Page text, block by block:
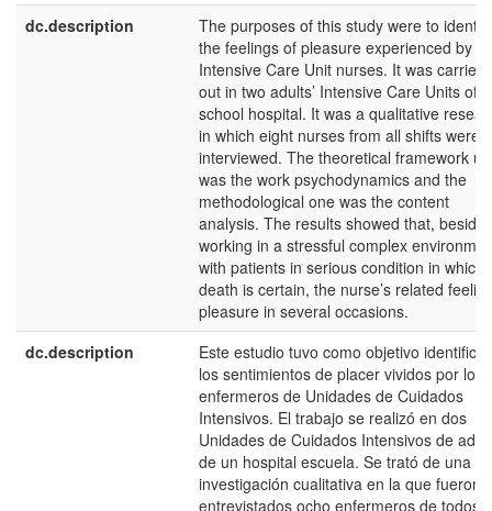
dc.description
The purposes of this study were to identify
the feelings of pleasure experienced by
Intensive Care Unit nurses. It was carried
out in two adults’ Intensive Care Units of a
school hospital. It was a qualitative
in which eight nurses from all shifts were
interviewed. The theoretical framework
was the work psychodynamics and the
methodological one was the content
analysis. The results showed that, besides
working in a stressful complex
with patients in serious condition in which
death is certain, the nurse’s related
pleasure in several occasions.
dc.description
Este estudio tuvo como objetivo identificar
los sentimientos de placer vividos por los
enfermeros de Unidades de Cuidados
Intensivos. El trabajo se realizó en dos
Unidades de Cuidados Intensivos de
de un hospital escuela. Se trató de una
investigación cualitativa en la que fueron
entrevistados ocho enfermeros de todos